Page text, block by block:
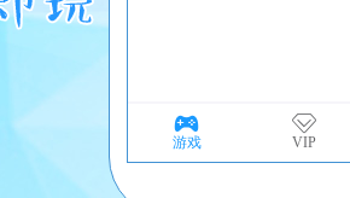
游戏 VIP